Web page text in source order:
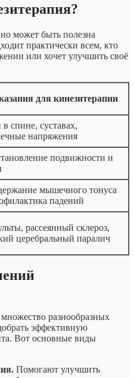
может быть полезна
практически всем, кто
или хочет улучшить своё
для кинезитерапии
в спине, суставах,
напряжения
подвижности и
мышечного тонуса
падений
рассеянный склероз,
церебральный паралич
разнообразных
эффективную
Вот основные виды
Помогают улучшить